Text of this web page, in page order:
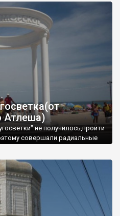
Атлеша)
не получилось,пройти
совершали радиальные